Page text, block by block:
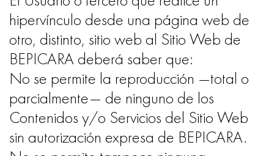
hipervínculo desde una página web de
otro, distinto, sitio web al Sitio Web de
BEPICARA deberá saber que:
No se permite la reproducción —total o
parcialmente— de ninguno de los
Contenidos y/o Servicios del Sitio Web
sin autorización expresa de BEPICARA.